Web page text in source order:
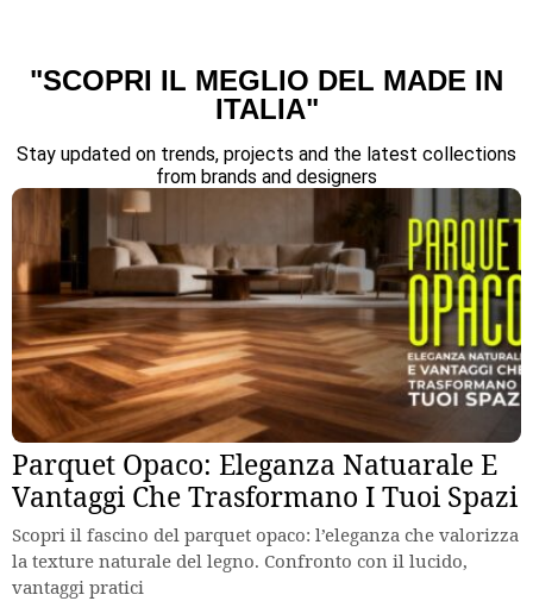
"SCOPRI IL MEGLIO DEL MADE IN
ITALIA"
Stay updated on trends, projects and the latest collections
from brands and designers
Parquet Opaco: Eleganza Natuarale E
Vantaggi Che Trasformano I Tuoi Spazi
Scopri il fascino del parquet opaco: l’eleganza che valorizza
la texture naturale del legno. Confronto con il lucido,
vantaggi pratici